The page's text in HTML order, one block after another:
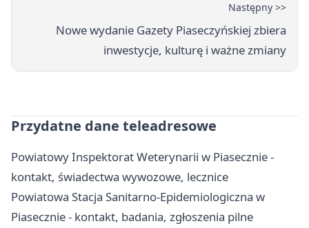
Następny >>
Nowe wydanie Gazety Piaseczyńskiej zbiera
inwestycje, kulturę i ważne zmiany
Przydatne dane teleadresowe
Powiatowy Inspektorat Weterynarii w Piasecznie -
kontakt, świadectwa wywozowe, lecznice
Powiatowa Stacja Sanitarno-Epidemiologiczna w
Piasecznie - kontakt, badania, zgłoszenia pilne